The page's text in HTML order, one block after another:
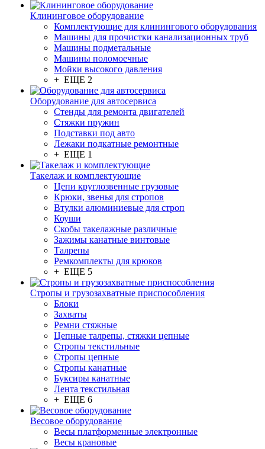
Клининговое оборудование
Комплектующие для клинингового оборудования
Машины для прочистки канализационных труб
Машины подметальные
Машины поломоечные
Мойки высокого давления
+ ЕЩЕ 2
Оборудование для автосервиса
Стенды для ремонта двигателей
Стяжки пружин
Подставки под авто
Лежаки подкатные ремонтные
+ ЕЩЕ 1
Такелаж и комплектующие
Цепи круглозвенные грузовые
Крюки, звенья для стропов
Втулки алюминиевые для строп
Коуши
Скобы такелажные различные
Зажимы канатные винтовые
Талрепы
Ремкомплекты для крюков
+ ЕЩЕ 5
Стропы и грузозахватные приспособления
Блоки
Захваты
Ремни стяжные
Цепные талрепы, стяжки цепные
Стропы текстильные
Стропы цепные
Стропы канатные
Буксиры канатные
Лента текстильная
+ ЕЩЕ 6
Весовое оборудование
Весы платформенные электронные
Весы крановые